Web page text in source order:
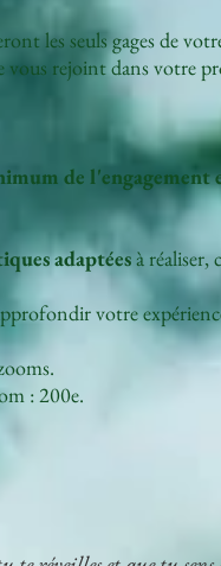
les seuls gages de
rejoint dans votre
de l'engagement
adaptéesà réaliser,
votre
: 200e.